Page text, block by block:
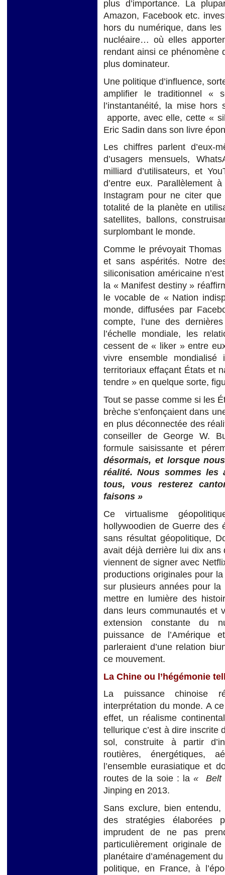
plus d’importance. La
Amazon, Facebook etc.
hors du numérique, dans
nucléaire… où elles
rendant ainsi ce phénomène
plus dominateur.
Une politique d’influence,
amplifier le traditionnel «
l’instantanéité, la mise
apporte, avec elle, cette «
Eric Sadin dans son livre
Les chiffres parlent d’eux-
d’usagers mensuels,
milliard d’utilisateurs, et
d’entre eux. Parallèlement
Instagram pour ne citer
totalité de la planète en
satellites, ballons,
surplombant le monde.
Comme le prévoyait
et sans aspérités. Notre
siliconisation américaine
la « Manifest destiny »
le vocable de « Nation
monde, diffusées par
compte, l’une des
l’échelle mondiale, les
cessent de « liker » entre
vivre ensemble
territoriaux effaçant États et
tendre » en quelque sorte,
Tout se passe comme si les
brèche s’enfonçaient dans
en plus déconnectée des
conseiller de George W.
formule saisissante et
désormais, et lorsque
réalité. Nous sommes
tous, vous resterez
faisons »
Ce virtualisme
hollywoodien de Guerre des
sans résultat géopolitique,
avait déjà derrière lui dix ans
viennent de signer avec
productions originales pour
sur plusieurs années pour
mettre en lumière des
dans leurs communautés et
extension constante du
puissance de l’Amérique
parleraient d’une relation
ce mouvement.
La Chine ou l’hégémonie
La puissance chinoise
interprétation du monde. A
effet, un réalisme
tellurique c’est à dire inscrite
sol, construite à partir
routières, énergétiques,
l’ensemble eurasiatique et
routes de la soie : la« Belt
Jinping en 2013.
Sans exclure, bien
des stratégies élaborées
imprudent de ne pas
particulièrement originale
planétaire d’aménagement
politique, en France, à